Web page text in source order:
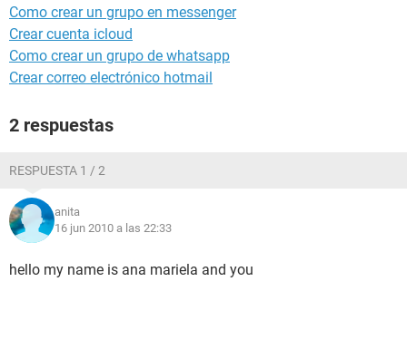
Como crear un grupo en messenger
Crear cuenta icloud
Como crear un grupo de whatsapp
Crear correo electrónico hotmail
2 respuestas
RESPUESTA 1 / 2
anita
16 jun 2010 a las 22:33
hello my name is ana mariela and you